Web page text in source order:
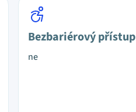
Bezbariérový přístup
ne